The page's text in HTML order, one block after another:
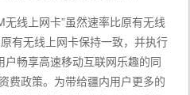
线上网卡”虽然速率比原有无线
有无线上网卡保持一致，并执行
畅享高速移动互联网乐趣的同
费政策。为带给疆内用户更多的